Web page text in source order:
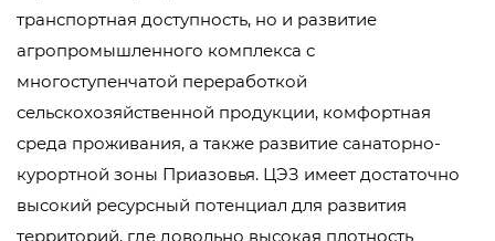
транспортная доступность, но и развитие
агропромышленного комплекса с
многоступенчатой переработкой
сельскохозяйственной продукции, комфортная
среда проживания, а также развитие санаторно-
курортной зоны Приазовья. ЦЭЗ имеет достаточно
высокий ресурсный потенциал для развития
территорий, где довольно высокая плотность